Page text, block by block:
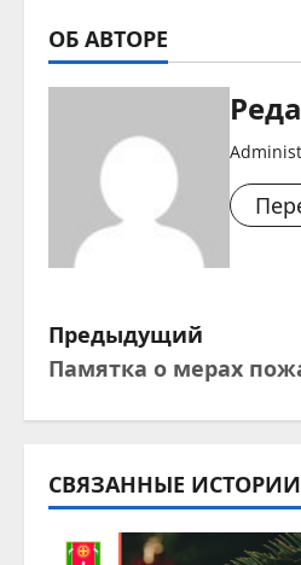
ОБ АВТОРЕ
Н
а
и
Предыдущий
Памятка о мерах
СВЯЗАННЫЕ ИСТОРИИ